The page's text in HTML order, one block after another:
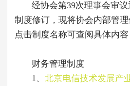
经协会第39次理事会审
制度修订，现将协会内部管理
点击制度名称可查阅具体内容
财务管理制度
1、 北京电信技术发展产